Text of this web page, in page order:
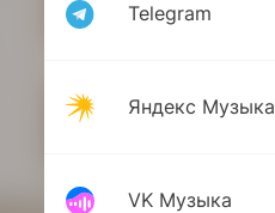
Telegram
Яндекс Музыка
VK Музыка